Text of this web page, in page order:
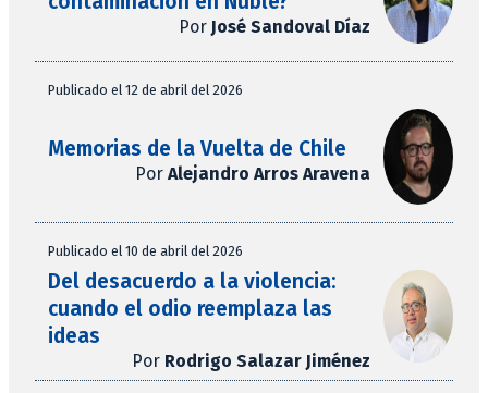
Por José Sandoval Díaz
Publicado el 12 de abril del 2026
Memorias de la Vuelta de Chile
Por Alejandro Arros Aravena
Publicado el 10 de abril del 2026
Del desacuerdo a la violencia:
cuando el odio reemplaza las
ideas
Por Rodrigo Salazar Jiménez